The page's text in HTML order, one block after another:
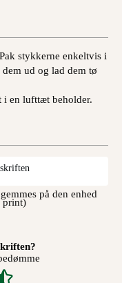
stykkerne enkeltvis i
ud og lad dem tø
i en lufttæt beholder.
print)